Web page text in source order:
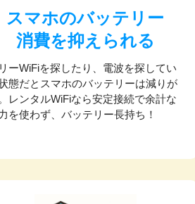
スマホのバッテリー
消費を抑えられる
ーWiFiを探したり、電波を探してい
態だとスマホのバッテリーは減りが
レンタルWiFiなら安定接続で余計な
を使わず、バッテリー長持ち！